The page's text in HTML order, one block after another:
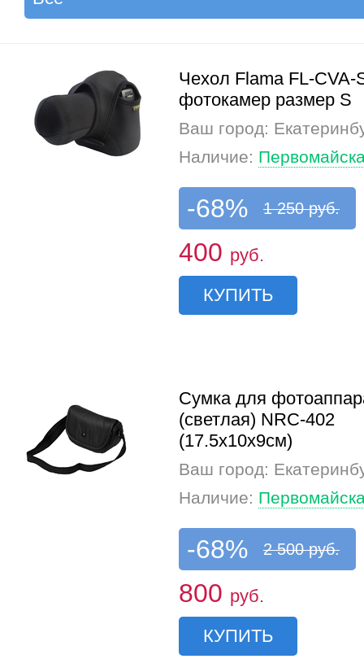
Чехол Flama FL-CVA-
фотокамер размер S
Ваш город:
Наличие:
-68% 1 250 руб.
400 руб.
КУПИТЬ
Сумка для
(светлая) NRC-402
(17.5x10x9см)
Ваш город:
Наличие:
-68% 2 500 руб.
800 руб.
КУПИТЬ